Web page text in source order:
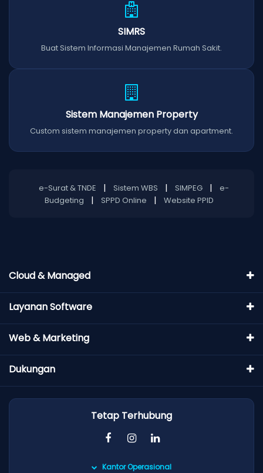
SIMRS
Buat Sistem Informasi Manajemen Rumah Sakit.
Sistem Manajemen Property
Custom sistem manajemen property dan apartment.
e-Surat & TNDE | Sistem WBS | SIMPEG |
e-
Budgeting
| SPPD Online | Website PPID
Cloud & Managed
Layanan Software
Web & Marketing
Dukungan
Tetap Terhubung
Kantor Operasional